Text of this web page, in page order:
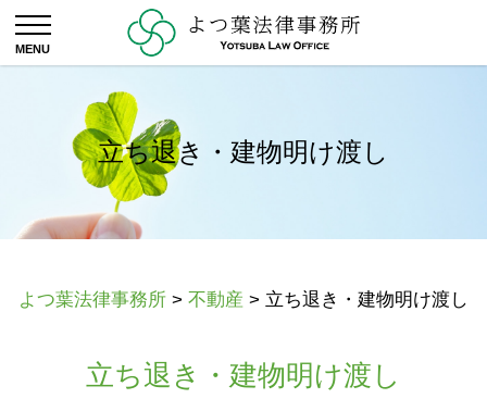
立ち退き・建物明け渡し
よつ葉法律事務所 > 不動産 > 立ち退き・建物明け渡し
立ち退き・建物明け渡し